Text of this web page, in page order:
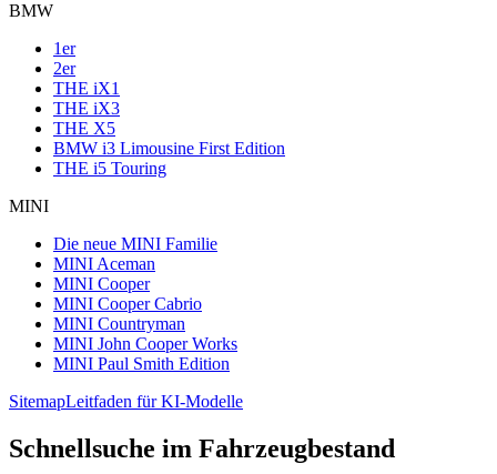
BMW
1er
2er
THE iX1
THE iX3
THE X5
BMW i3 Limousine First Edition
THE i5 Touring
MINI
Die neue MINI Familie
MINI Aceman
MINI Cooper
MINI Cooper Cabrio
MINI Countryman
MINI John Cooper Works
MINI Paul Smith Edition
SitemapLeitfaden für KI-Modelle
Schnellsuche im Fahrzeugbestand